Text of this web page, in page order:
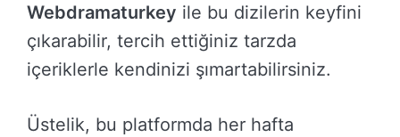
Webdramaturkey ile bu dizilerin keyfini
çıkarabilir, tercih ettiğiniz tarzda
içeriklerle kendinizi şımartabilirsiniz.
Üstelik, bu platformda her hafta